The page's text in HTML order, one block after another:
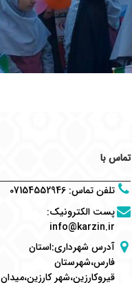
تماس با
تلفن تماس:
07154552946
پست الکترونیک:
info@karzin.ir
آدرس شهرداری:استان
فارس،شهرستان
قیروکارزین،شهر کارزین،میدان